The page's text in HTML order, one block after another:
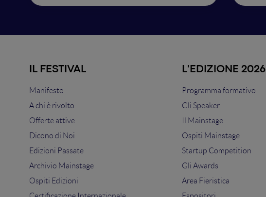
IL FESTIVAL
Manifesto
A chi è rivolto
Offerte attive
Dicono di Noi
Edizioni Passate
Archivio Mainstage
Ospiti Edizioni
L'EDIZIONE 2026
Programma formativo
Gli Speaker
Il Mainstage
Ospiti Mainstage
Startup Competition
Gli Awards
Area Fieristica